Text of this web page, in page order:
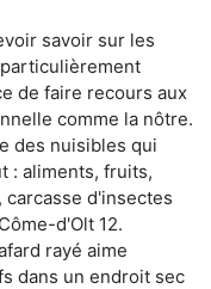
savoir sur les
de faire recours aux
comme la nôtre.
des nuisibles qui
: aliments, fruits,
carcasse d'insectes
d'Olt 12.
rayé aime
dans un endroit sec